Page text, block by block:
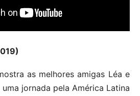
as melhores amigas Léa e
jornada pela América Latina